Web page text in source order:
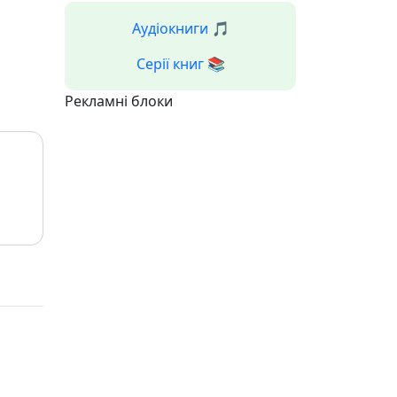
Аудіокниги 🎵
Серії книг 📚
Рекламні блоки